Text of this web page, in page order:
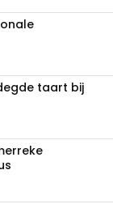
taart bij